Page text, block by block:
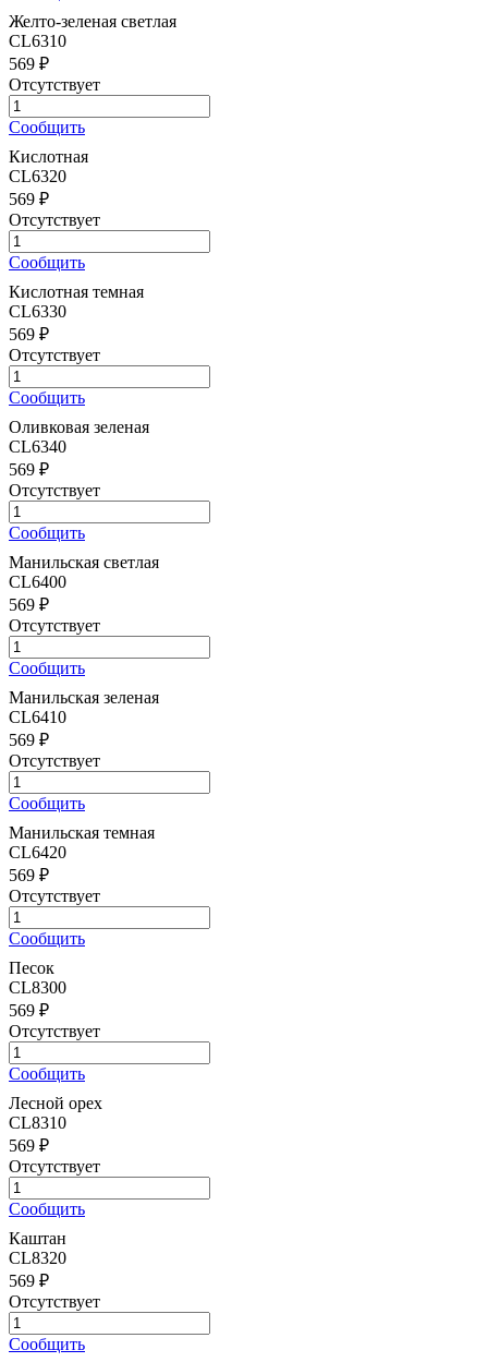
Желто-зеленая светлая
CL6310
569 ₽
Отсутствует
Сообщить
Кислотная
CL6320
569 ₽
Отсутствует
Сообщить
Кислотная темная
CL6330
569 ₽
Отсутствует
Сообщить
Оливковая зеленая
CL6340
569 ₽
Отсутствует
Сообщить
Манильская светлая
CL6400
569 ₽
Отсутствует
Сообщить
Манильская зеленая
CL6410
569 ₽
Отсутствует
Сообщить
Манильская темная
CL6420
569 ₽
Отсутствует
Сообщить
Песок
CL8300
569 ₽
Отсутствует
Сообщить
Лесной орех
CL8310
569 ₽
Отсутствует
Сообщить
Каштан
CL8320
569 ₽
Отсутствует
Сообщить